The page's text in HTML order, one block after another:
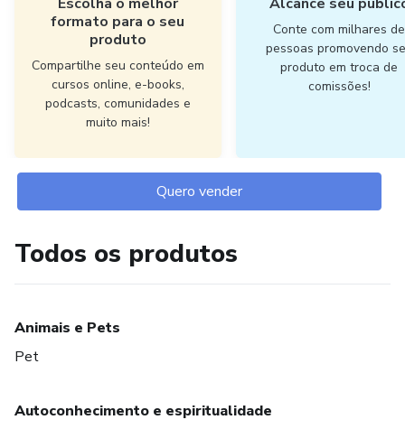
formato para o seu
produto
Compartilhe seu conteúdo em
cursos online, e-books,
podcasts, comunidades e
muito mais!
Conte com milhares de
pessoas promovendo
produto em troca de
comissões!
Quero vender
Todos os produtos
Animais e Pets
Pet
Autoconhecimento e espiritualidade